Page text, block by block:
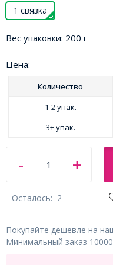
1 связка
Вес упаковки: 200 г
Цена:
Количество
1-2 упак.
3+ упак.
Осталось: 2
Покупайте дешевле на
Минимальный заказ